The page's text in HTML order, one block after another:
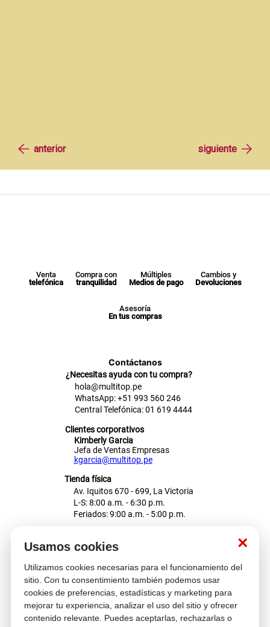
×
Usamos cookies
Utilizamos cookies necesarias para el funcionamiento del
sitio. Con tu consentimiento también podemos usar
cookies de preferencias, estadísticas y marketing para
mejorar tu experiencia, analizar el uso del sitio y ofrecer
contenido relevante. Puedes aceptarlas, rechazarlas o
Venta
telefónica
Compra con
tranquilidad
Múltiples
Medios de pago
Cambios y
Devoluciones
Asesoría
En tus compras
Contáctanos
¿Necesitas ayuda con tu compra?
hola@multitop.pe
WhatsApp: +51 993 560 246
Central Telefónica: 01 619 4444
Clientes corporativos
Kimberly Garcia
Jefa de Ventas Empresas
kgarcia@multitop.pe
Tienda física
Av. Iquitos 670 - 699, La Victoria
L-S: 8:00 a.m. - 6:30 p.m.
Feriados: 9:00 a.m. - 5:00 p.m.
Atención al cliente
Descubre más